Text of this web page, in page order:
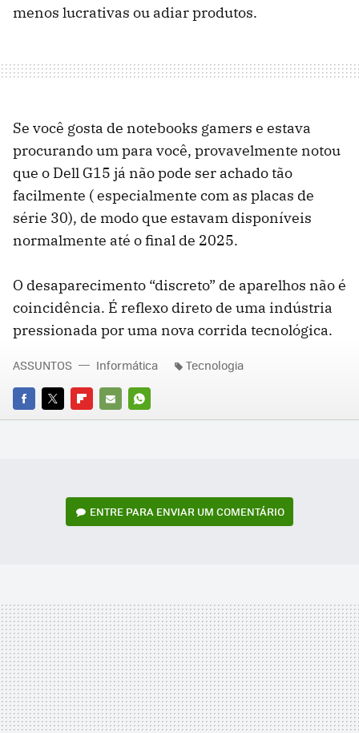
menos lucrativas ou adiar produtos.
Se você gosta de notebooks gamers e estava
procurando um para você, provavelmente notou
que o Dell G15 já não pode ser achado tão
facilmente ( especialmente com as placas de
série 30), de modo que estavam disponíveis
normalmente até o final de 2025.
O desaparecimento “discreto” de aparelhos não é
coincidência. É reflexo direto de uma indústria
pressionada por uma nova corrida tecnológica.
FACEBOOK
TWITTERFLIPBOARD
E-
WHATSAPP
ASSUNTOS Informática Tecnologia
ENTRE PARA ENVIAR UM COMENTÁRIO